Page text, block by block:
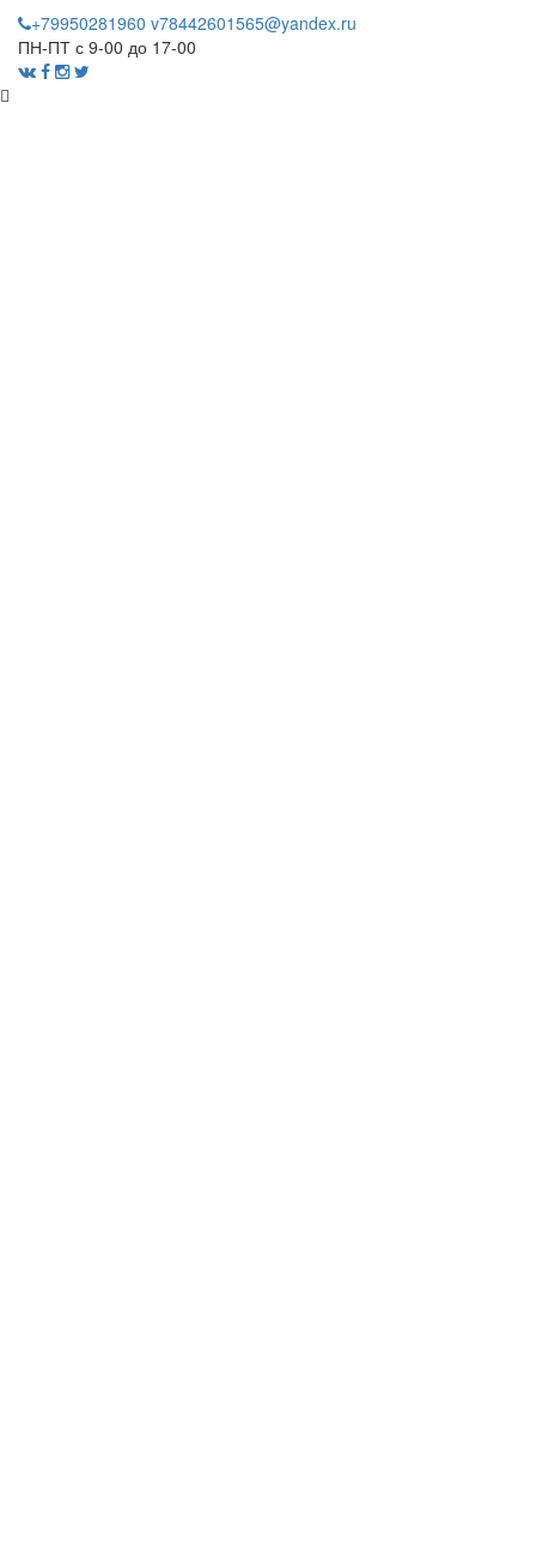
+79950281960 v78442601565@yandex.ru
ПН-ПТ с 9-00 до 17-00